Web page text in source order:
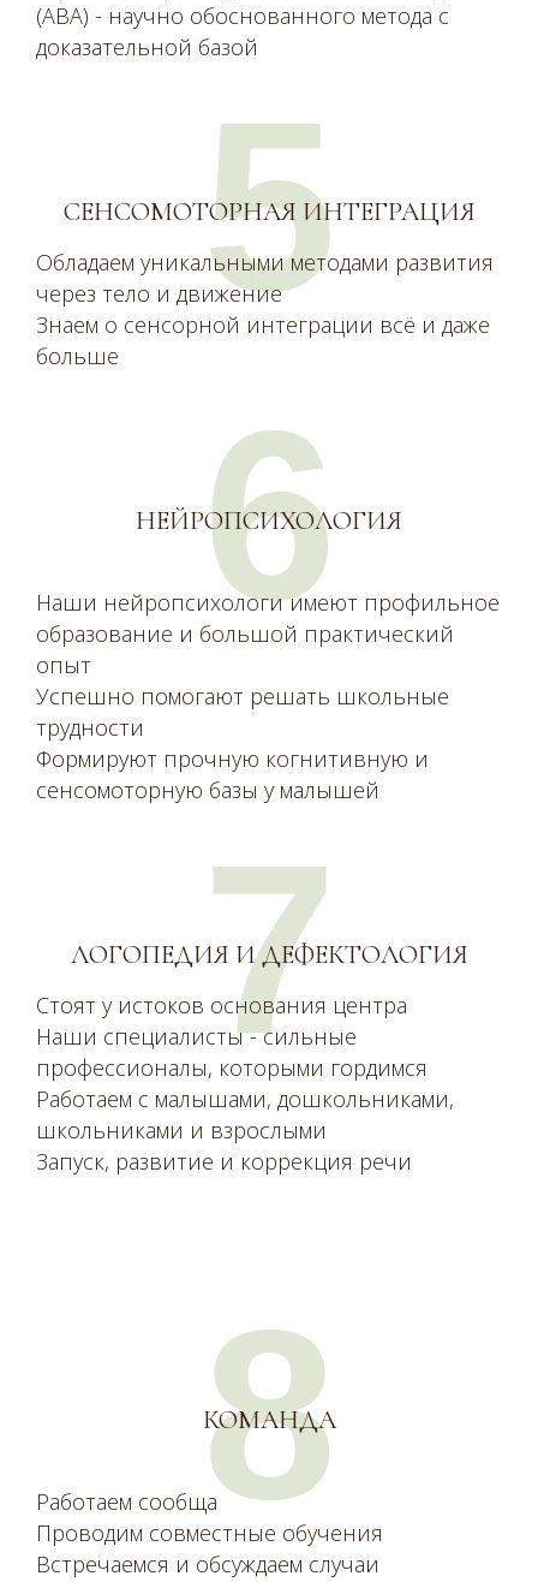
(АВА) - научно обоснованного метода с
доказательной базой
СЕНСОМОТОРНАЯ ИНТЕГРАЦИЯ
Обладаем уникальными методами развития
через тело и движение
Знаем о сенсорной интеграции всё и даже
больше
5
НЕЙРОПСИХОЛОГИЯ
Наши нейропсихологи имеют профильное
образование и большой практический
опыт
Успешно помогают решать школьные
трудности
Формируют прочную когнитивную и
сенсомоторную базы у малышей
6
ЛОГОПЕДИЯ И ДЕФЕКТОЛОГИЯ
Стоят у истоков основания центра
Наши специалисты - сильные
профессионалы, которыми гордимся
Работаем с малышами, дошкольниками,
школьниками и взрослыми
Запуск, развитие и коррекция речи
7
КОМАНДА
Работаем сообща
Проводим совместные обучения
Встречаемся и обсуждаем случаи
8